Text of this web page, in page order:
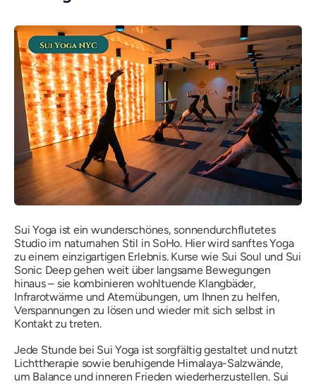
Sui Yoga ist ein wunderschönes, sonnendurchflutetes
Studio im naturnahen Stil in SoHo. Hier wird sanftes Yoga
zu einem einzigartigen Erlebnis. Kurse wie Sui Soul und Sui
Sonic Deep gehen weit über langsame Bewegungen
hinaus – sie kombinieren wohltuende Klangbäder,
Infrarotwärme und Atemübungen, um Ihnen zu helfen,
Verspannungen zu lösen und wieder mit sich selbst in
Kontakt zu treten.
Jede Stunde bei Sui Yoga ist sorgfältig gestaltet und nutzt
Lichttherapie sowie beruhigende Himalaya-Salzwände,
um Balance und inneren Frieden wiederherzustellen. Sui